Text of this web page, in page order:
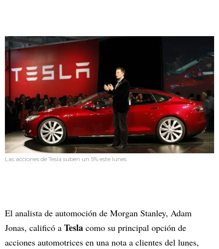
Las acciones de Tesla suben un 5% este lunes
El analista de automoción de Morgan Stanley, Adam
Jonas, calificó a Tesla como su principal opción de
acciones automotrices en una nota a clientes del lunes,